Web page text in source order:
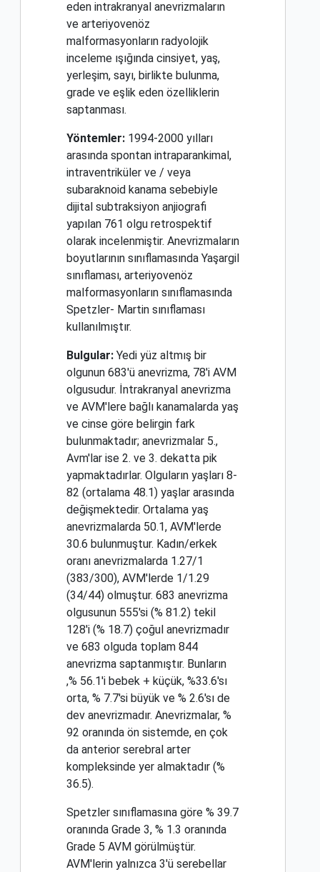
eden intrakranyal anevrizmaların
ve arteriyovenöz
malformasyonların radyolojik
inceleme ışığında cinsiyet, yaş,
yerleşim, sayı, birlikte bulunma,
grade ve eşlik eden özelliklerin
saptanması.
Yöntemler: 1994-2000 yılları
arasında spontan intraparankimal,
intraventriküler ve / veya
subaraknoid kanama sebebiyle
dijital subtraksiyon anjiografi
yapılan 761 olgu retrospektif
olarak incelenmiştir. Anevrizmaların
boyutlarının sınıflamasında Yaşargil
sınıflaması, arteriyovenöz
malformasyonların sınıflamasında
Spetzler- Martin sınıflaması
kullanılmıştır.
Bulgular: Yedi yüz altmış bir
olgunun 683'ü anevrizma, 78'i AVM
olgusudur. İntrakranyal anevrizma
ve AVM'lere bağlı kanamalarda yaş
ve cinse göre belirgin fark
bulunmaktadır; anevrizmalar 5.,
Avm'lar ise 2. ve 3. dekatta pik
yapmaktadırlar. Olguların yaşları 8-
82 (ortalama 48.1) yaşlar arasında
değişmektedir. Ortalama yaş
anevrizmalarda 50.1, AVM'lerde
30.6 bulunmuştur. Kadın/erkek
oranı anevrizmalarda 1.27/1
(383/300), AVM'lerde 1/1.29
(34/44) olmuştur. 683 anevrizma
olgusunun 555'si (% 81.2) tekil
128'i (% 18.7) çoğul anevrizmadır
ve 683 olguda toplam 844
anevrizma saptanmıştır. Bunların
,% 56.1'i bebek + küçük, %33.6'sı
orta, % 7.7'si büyük ve % 2.6'sı de
dev anevrizmadır. Anevrizmalar, %
92 oranında ön sistemde, en çok
da anterior serebral arter
kompleksinde yer almaktadır (%
36.5).
Spetzler sınıflamasına göre % 39.7
oranında Grade 3, % 1.3 oranında
Grade 5 AVM görülmüştür.
AVM'lerin yalnızca 3'ü serebellar